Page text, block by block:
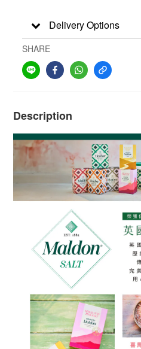
Delivery Options
SHARE
Description